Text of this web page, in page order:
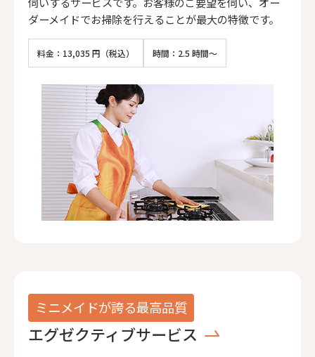
ダーメイドでお掃除を行えることが最大の特徴です。
料金：13,035 円（税込） 時間：2.5 時間～
ミニメイドが誇る最高品質
エグゼクティブサービス